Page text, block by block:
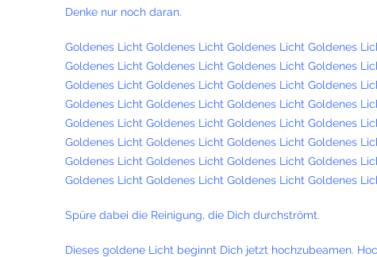
Denke nur noch daran.
Goldenes Licht Goldenes Licht Goldenes Licht Goldenes
Goldenes Licht Goldenes Licht Goldenes Licht Goldenes
Goldenes Licht Goldenes Licht Goldenes Licht Goldenes
Goldenes Licht Goldenes Licht Goldenes Licht Goldenes
Goldenes Licht Goldenes Licht Goldenes Licht Goldenes
Goldenes Licht Goldenes Licht Goldenes Licht Goldenes
Goldenes Licht Goldenes Licht Goldenes Licht Goldenes
Goldenes Licht Goldenes Licht Goldenes Licht Goldenes
Spüre dabei die Reinigung, die Dich durchströmt.
Dieses goldene Licht beginnt Dich jetzt hochzubeamen.